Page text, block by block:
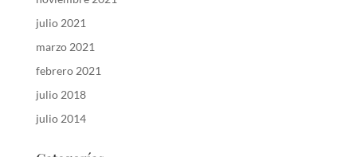
julio 2021
marzo 2021
febrero 2021
julio 2018
julio 2014